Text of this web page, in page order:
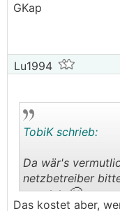
GKap
Lu1994
TobiK schrieb:
Da wär's
netzbetreiber
wandeln😬
Das kostet aber,